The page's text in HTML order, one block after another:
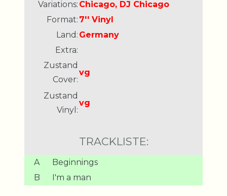
Variations: Chicago, DJ Chicago
Format: 7'' Vinyl
Land: Germany
Extra:
Zustand
Cover:
vg
Zustand
Vinyl:
vg
TRACKLISTE:
A
Beginnings
B
I'm a man